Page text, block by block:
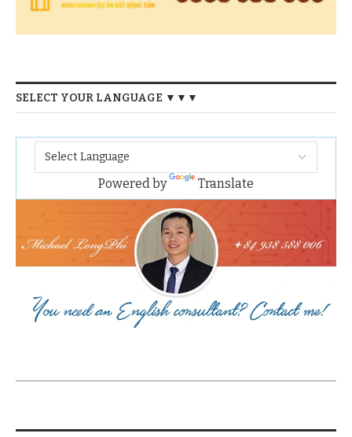
SELECT YOUR LANGUAGE ▼▼▼
Powered by Translate